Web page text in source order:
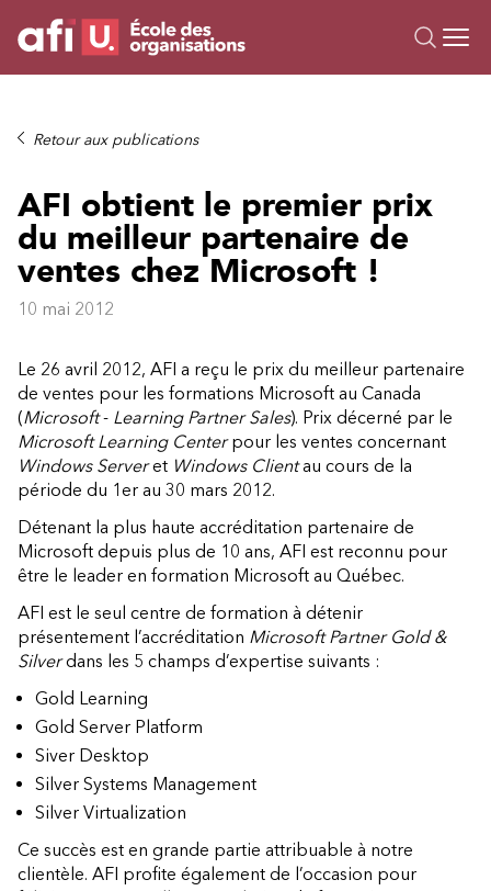
Formations
Sur mesure
À propos
Ressources
Retour aux publications
AFI obtient le premier prix
du meilleur partenaire de
ventes chez Microsoft !
10 mai 2012
Le 26 avril 2012, AFI a reçu le prix du meilleur partenaire
de ventes pour les formations Microsoft au Canada
(Microsoft- Learning Partner Sales). Prix décerné par le
Microsoft Learning Centerpour les ventes concernant
Windows Serveret Windows Clientau cours de la
période du 1er au 30 mars 2012.
Détenant la plus haute accréditation partenaire de
Microsoft depuis plus de 10 ans, AFI est reconnu pour
être le leader en formation Microsoft au Québec.
AFI est le seul centre de formation à détenir
présentement l’accréditation Microsoft Partner Gold &
Silverdans les 5 champs d’expertise suivants :
Gold Learning
Gold Server Platform
Siver Desktop
Silver Systems Management
Silver Virtualization
Ce succès est en grande partie attribuable à notre
clientèle. AFI profite également de l’occasion pour